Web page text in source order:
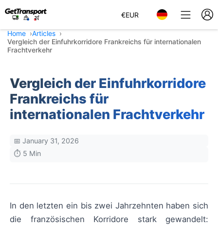
€EUR
Home
Articles
Vergleich der Einfuhrkorridore Frankreichs für internationalen
Frachtverkehr
Vergleich der Einfuhrkorridore
Frankreichs für
internationalen Frachtverkehr
📅 January 31, 2026
⏱️ 5 Min
In den letzten ein bis zwei Jahrzehnten haben sich
die französischen Korridore stark gewandelt: